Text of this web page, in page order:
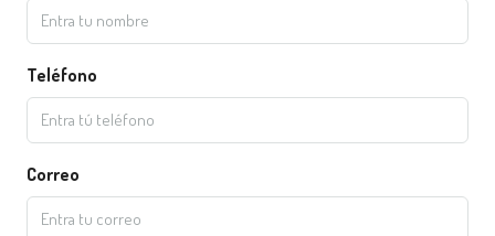
Teléfono
Correo